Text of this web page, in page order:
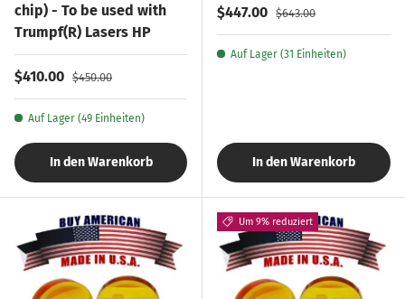
chip) - To be used with
Trumpf(R) Lasers HP
Verkaufspreis
$410.00 Normaler Preis
$450.00
Auf Lager (49 Einheiten)
In den Warenkorb
Verkaufspreis
$447.00 Normaler Preis
$643.00
Auf Lager (31 Einheiten)
In den Warenkorb
Um 9% reduziert